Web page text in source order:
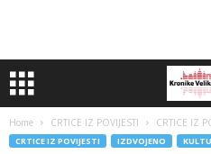
Home CRTICE IZ POVIJESTI CRTICE IZ
CRTICE IZ POVIJESTI IZDVOJENO